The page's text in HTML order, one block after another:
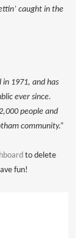
caught in the
in 1971, and has
ever since.
people and
community.
to delete
fun!